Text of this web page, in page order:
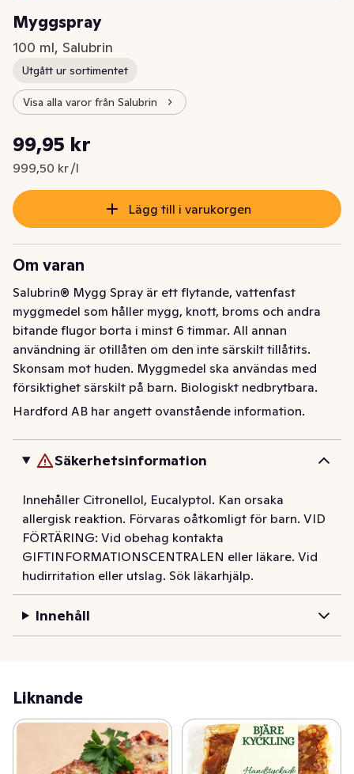
Myggspray
100 ml, Salubrin
Utgått ur sortimentet
Visa alla varor från Salubrin
Nuvarande pris är: 99,95 kr
99,95 kr
999,50 kr /l
Styckpris: 999,50 kr /l
Lägg till i varukorgen
Om varan
Salubrin® Mygg Spray är ett flytande, vattenfast
myggmedel som håller mygg, knott, broms och andra
bitande flugor borta i minst 6 timmar. All annan
användning är otillåten om den inte särskilt tillåtits.
Skonsam mot huden. Myggmedel ska användas med
försiktighet särskilt på barn. Biologiskt nedbrytbara.
Växtbaserad aktiv ingrediens
mygg, knott och bitande flugor. Påvisad effekt även på
bin och getingar. Sprayen ger effektivt skydd i upp till 6
använda även på barn under 3 år, men med försiktighet.
Spraya ej direkt i ansiktet utan först i handen, dock ej i
barns händer, då det är risk att de får medlet i munnen
eller ögonen. Vattenfast och klarar svettningar och bad.
Den aktiva ingrediensen är av naturligt ursprung och är
Hardford AB har angett ovanstående information.
Säkerhetsinformation
Innehåller Citronellol, Eucalyptol. Kan orsaka
allergisk reaktion. Förvaras oåtkomligt för barn. VID
FÖRTÄRING: Vid obehag kontakta
GIFTINFORMATIONSCENTRALEN eller läkare. Vid
hudirritation eller utslag. Sök läkarhjälp.
Innehåll
Liknande